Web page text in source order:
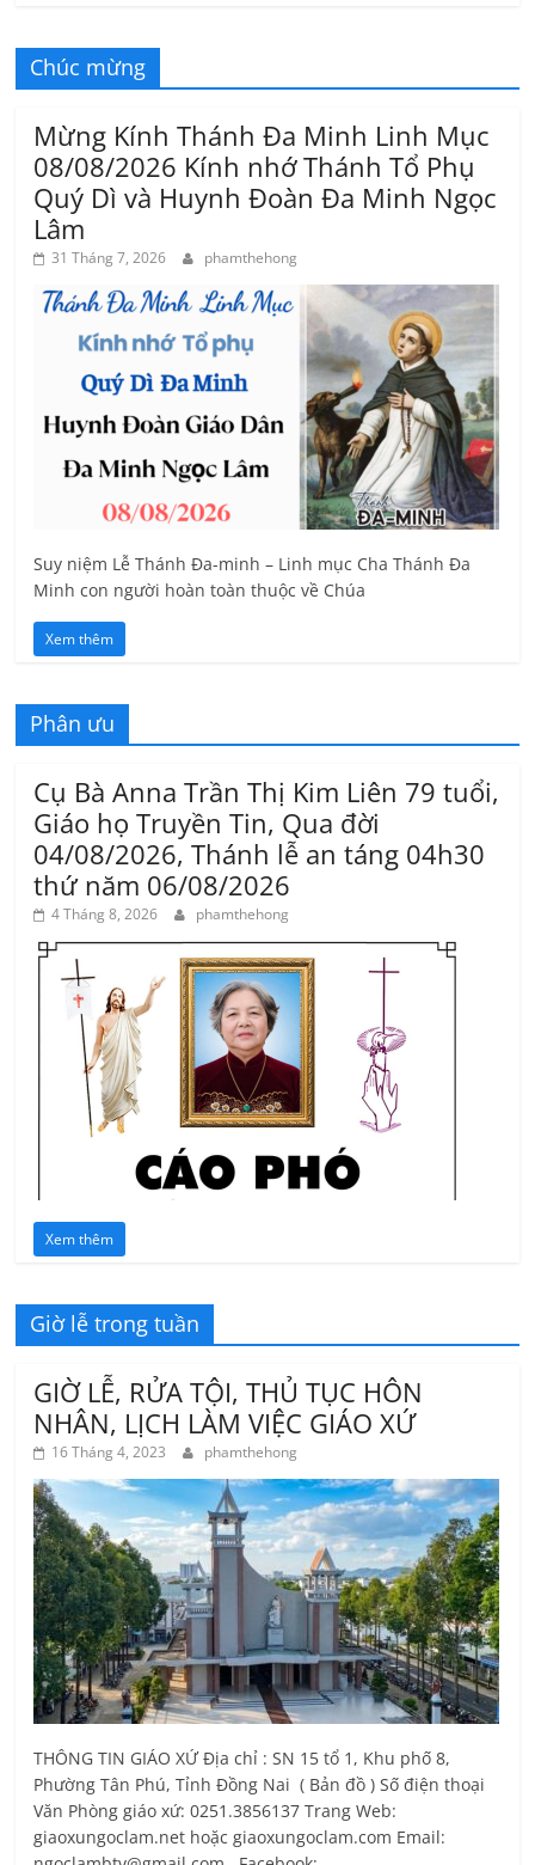
Chúc mừng
Mừng Kính Thánh Đa Minh Linh Mục
08/08/2026 Kính nhớ Thánh Tổ Phụ
Quý Dì và Huynh Đoàn Đa Minh Ngọc
Lâm
31 Tháng 7, 2026 phamthehong
Suy niệm Lễ Thánh Đa-minh – Linh mục Cha Thánh Đa
Minh con người hoàn toàn thuộc về Chúa
Xem thêm
Phân ưu
Cụ Bà Anna Trần Thị Kim Liên 79 tuổi,
Giáo họ Truyền Tin, Qua đời
04/08/2026, Thánh lễ an táng 04h30
thứ năm 06/08/2026
4 Tháng 8, 2026 phamthehong
Xem thêm
Giờ lễ trong tuần
GIỜ LỄ, RỬA TỘI, THỦ TỤC HÔN
NHÂN, LỊCH LÀM VIỆC GIÁO XỨ
16 Tháng 4, 2023 phamthehong
THÔNG TIN GIÁO XỨ Địa chỉ : SN 15 tổ 1, Khu phố 8,
Phường Tân Phú, Tỉnh Ðồng Nai ( Bản đồ ) Số điện thoại
Văn Phòng giáo xứ: 0251.3856137 Trang Web:
giaoxungoclam.net hoặc giaoxungoclam.com Email: